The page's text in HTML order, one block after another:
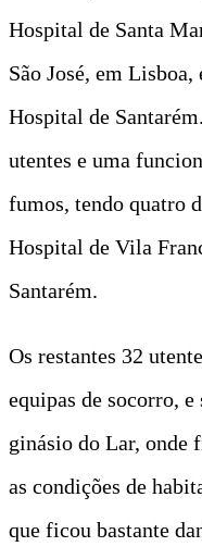
Hospital de Santa
São José, em
Hospital de
utentes e uma
fumos, tendo quatro
Hospital de Vila
Santarém.
Os restantes 32
equipas de socorro,
ginásio do Lar, onde
as condições de
que ficou bastante